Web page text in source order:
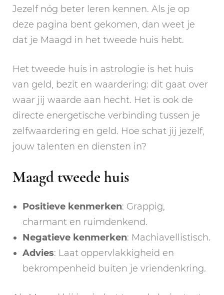
Jezelf nóg beter leren kennen. Als je op
deze pagina bent gekomen, dan weet je
dat je Maagd in het tweede huis hebt.
Het tweede huis in astrologie is het huis
van geld, bezit en waardering: dit gaat over
waar jij waarde aan hecht. Het is ook de
directe energetische verbinding tussen je
zelfwaardering en geld. Hoe schat jij jezelf,
jouw talenten en diensten in?
Maagd tweede huis
Positieve kenmerken: Grappig,
charmant en ruimdenkend.
Negatieve kenmerken: Machiavellistisch.
Advies: Laat oppervlakkigheid en
bekrompenheid buiten je vriendenkring.